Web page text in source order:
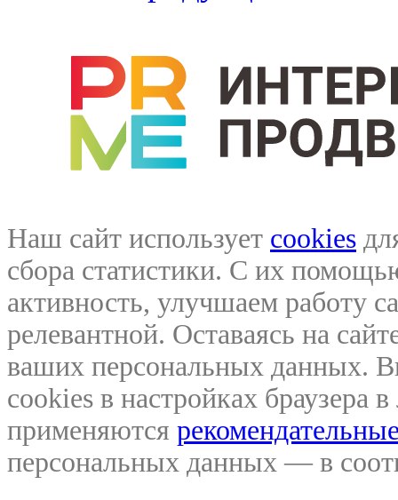
Наш сайт использует cookies
сбора статистики. С их
активность, улучшаем работу
релевантной. Оставаясь на
ваших персональных данных.
cookies в настройках браузера
применяются
персональных данных — в